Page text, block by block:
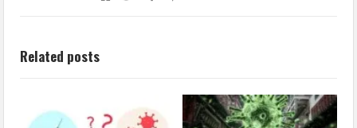
Related posts